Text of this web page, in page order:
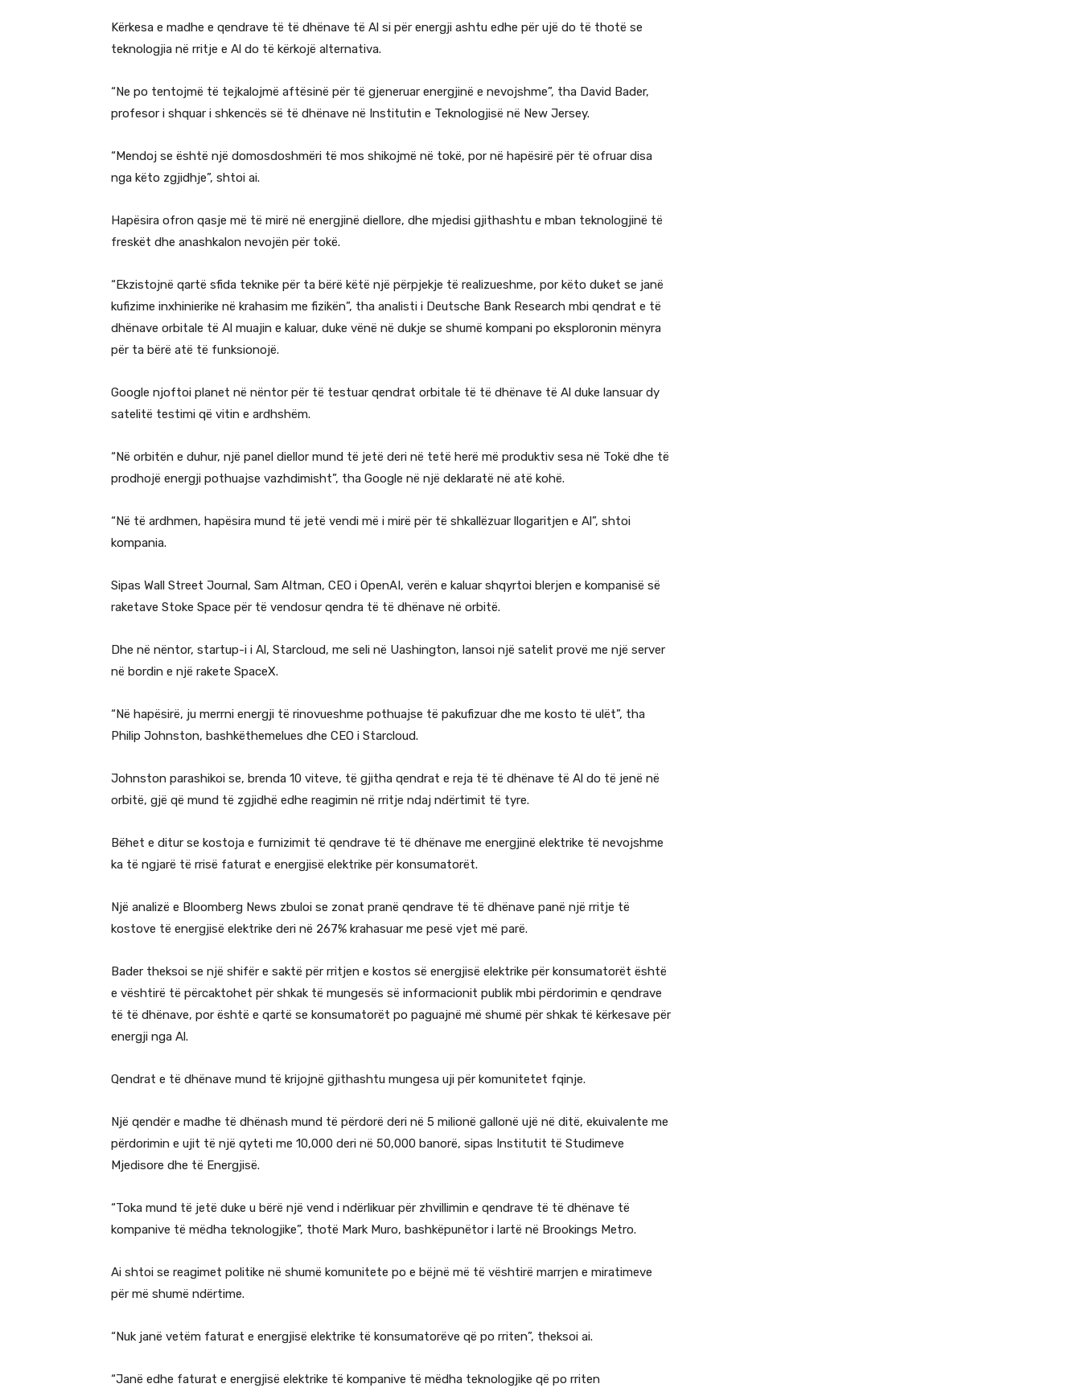
Kërkesa e madhe e qendrave të të dhënave të Al si për energji ashtu edhe për ujë do të thotë se
teknologjia në rritje e Al do të kërkojë alternativa.
“Ne po tentojmë të tejkalojmë aftësinë për të gjeneruar energjinë e nevojshme”, tha David Bader,
profesor i shquar i shkencës së të dhënave në Institutin e Teknologjisë në New Jersey.
“Mendoj se është një domosdoshmëri të mos shikojmë në tokë, por në hapësirë për të ofruar disa
nga këto zgjidhje”, shtoi ai.
Hapësira ofron qasje më të mirë në energjinë diellore, dhe mjedisi gjithashtu e mban teknologjinë të
freskët dhe anashkalon nevojën për tokë.
“Ekzistojnë qartë sfida teknike për ta bërë këtë një përpjekje të realizueshme, por këto duket se janë
kufizime inxhinierike në krahasim me fizikën”, tha analisti i Deutsche Bank Research mbi qendrat e të
dhënave orbitale të Al muajin e kaluar, duke vënë në dukje se shumë kompani po eksploronin mënyra
për ta bërë atë të funksionojë.
Google njoftoi planet në nëntor për të testuar qendrat orbitale të të dhënave të Al duke lansuar dy
satelitë testimi që vitin e ardhshëm.
“Në orbitën e duhur, një panel diellor mund të jetë deri në tetë herë më produktiv sesa në Tokë dhe të
prodhojë energji pothuajse vazhdimisht”, tha Google në një deklaratë në atë kohë.
“Në të ardhmen, hapësira mund të jetë vendi më i mirë për të shkallëzuar llogaritjen e Al”, shtoi
kompania.
Sipas Wall Street Journal, Sam Altman, CEO i OpenAI, verën e kaluar shqyrtoi blerjen e kompanisë së
raketave Stoke Space për të vendosur qendra të të dhënave në orbitë.
Dhe në nëntor, startup-i i Al, Starcloud, me seli në Uashington, lansoi një satelit provë me një server
në bordin e një rakete SpaceX.
“Në hapësirë, ju merrni energji të rinovueshme pothuajse të pakufizuar dhe me kosto të ulët”, tha
Philip Johnston, bashkëthemelues dhe CEO i Starcloud.
Johnston parashikoi se, brenda 10 viteve, të gjitha qendrat e reja të të dhënave të Al do të jenë në
orbitë, gjë që mund të zgjidhë edhe reagimin në rritje ndaj ndërtimit të tyre.
Bëhet e ditur se kostoja e furnizimit të qendrave të të dhënave me energjinë elektrike të nevojshme
ka të ngjarë të rrisë faturat e energjisë elektrike për konsumatorët.
Një analizë e Bloomberg News zbuloi se zonat pranë qendrave të të dhënave panë një rritje të
kostove të energjisë elektrike deri në 267% krahasuar me pesë vjet më parë.
Bader theksoi se një shifër e saktë për rritjen e kostos së energjisë elektrike për konsumatorët është
e vështirë të përcaktohet për shkak të mungesës së informacionit publik mbi përdorimin e qendrave
të të dhënave, por është e qartë se konsumatorët po paguajnë më shumë për shkak të kërkesave për
energji nga Al.
Qendrat e të dhënave mund të krijojnë gjithashtu mungesa uji për komunitetet fqinje.
Një qendër e madhe të dhënash mund të përdorë deri në 5 milionë gallonë ujë në ditë, ekuivalente me
përdorimin e ujit të një qyteti me 10,000 deri në 50,000 banorë, sipas Institutit të Studimeve
Mjedisore dhe të Energjisë.
“Toka mund të jetë duke u bërë një vend i ndërlikuar për zhvillimin e qendrave të të dhënave të
kompanive të mëdha teknologjike”, thotë Mark Muro, bashkëpunëtor i lartë në Brookings Metro.
Ai shtoi se reagimet politike në shumë komunitete po e bëjnë më të vështirë marrjen e miratimeve
për më shumë ndërtime.
“Nuk janë vetëm faturat e energjisë elektrike të konsumatorëve që po rriten”, theksoi ai.
“Janë edhe faturat e energjisë elektrike të kompanive të mëdha teknologjike që po rriten